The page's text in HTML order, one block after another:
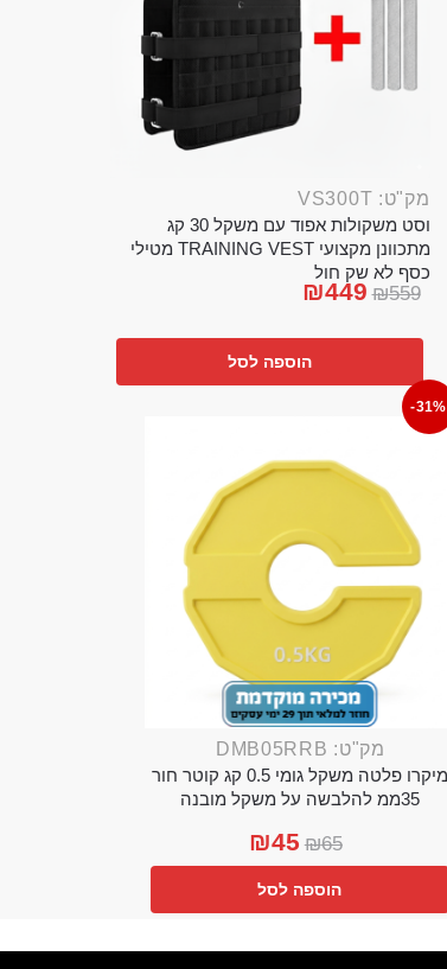
מק"ט: VS300T
וסט משקולות אפוד עם משקל 30 קג
מתכוונן מקצועי TRAINING VEST מטילי
כסף לא שק חול
₪559
₪449
הוספה לסל
-31%
מק"ט: DMB05RRB
מיקרו פלטה משקל גומי 0.5 קג קוטר חור
35ממ להלבשה על משקל מובנה
₪65
₪45
הוספה לסל